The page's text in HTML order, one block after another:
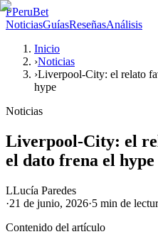
PPeruBet
NoticiasGuíasReseñasAnálisis
Inicio
›Noticias
›Liverpool-City: el relato
hype
Noticias
Liverpool-City: el
el dato frena el hype
LLucía Paredes
·21 de junio, 2026·5 min de
Contenido del artículo